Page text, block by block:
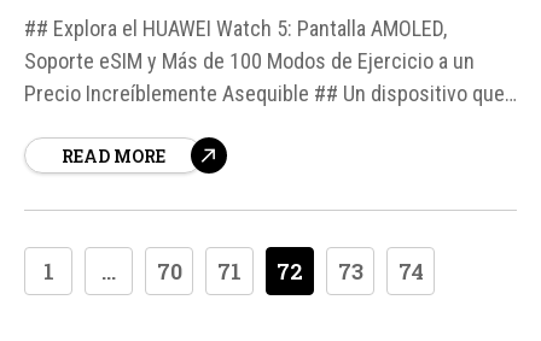
## Explora el HUAWEI Watch 5: Pantalla AMOLED,
Soporte eSIM y Más de 100 Modos de Ejercicio a un
Precio Increíblemente Asequible ## Un dispositivo que
READ MORE
1 ... 70 71 72 73 74